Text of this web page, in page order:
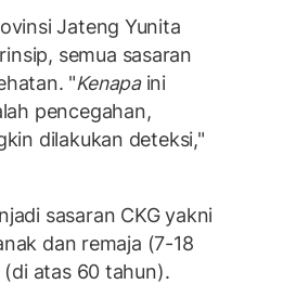
Jateng Yunita
semua sasaran
"Kenapaini
pencegahan,
dilakukan deteksi,"
sasaran CKG yakni
dan remaja (7-18
atas 60 tahun).